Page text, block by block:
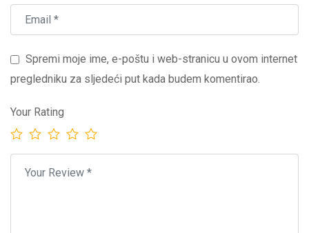
Spremi moje ime, e-poštu i web-stranicu u ovom internet
pregledniku za sljedeći put kada budem komentirao.
Your Rating